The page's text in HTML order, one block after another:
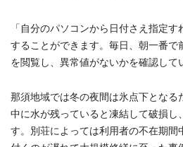
「自分のパソコンから日付さえ指定
することができます。毎日、朝一番で
を閲覧し、異常値がないかを確認して
那須地域では冬の夜間は氷点下となる
中に水が残っていると凍結して破損し
す。別荘によっては利用者の不在期間